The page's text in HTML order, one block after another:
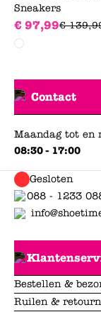
Sneakers
€ 97,99€ 139,
Contact
Maandag tot en
08:30 - 17:00
Gesloten
088 - 1233
Bestellen &
Ruilen &